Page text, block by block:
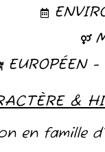
EUROPÉEN
&
en famille